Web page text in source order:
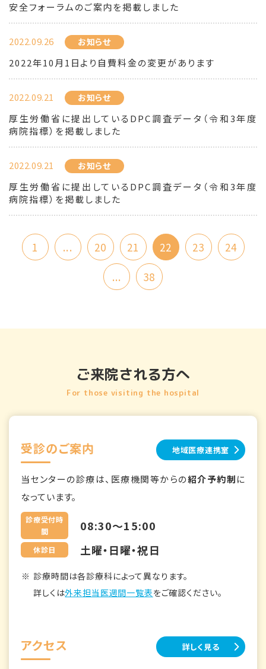
安全フォーラムのご案内を掲載しました
2022.09.26 お知らせ
2022年10月1日より自費料金の変更があります
2022.09.21 お知らせ
厚生労働省に提出しているDPC調査データ（令和3年度
病院指標）を掲載しました
2022.09.21 お知らせ
厚生労働省に提出しているDPC調査データ（令和3年度
病院指標）を掲載しました
1 ... 20 21 22 23
24
...
38
ご来院される方へ
For those visiting the hospital
受診のご案内 地域医療連携室
当センターの診療は、医療機関等からの紹介予約制に
なっています。
診療受付時
間
08:30～15:00
休診日 土曜・日曜・祝日
診療時間は各診療科によって異なります。
詳しくは外来担当医週間一覧表をご確認ください。
アクセス 詳しく見る